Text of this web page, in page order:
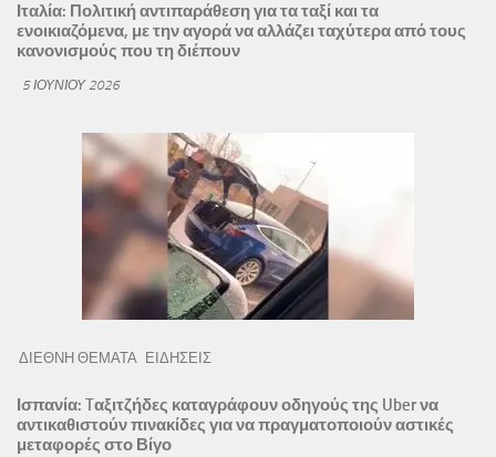
Ιταλία: Πολιτική αντιπαράθεση για τα ταξί και τα
ενοικιαζόμενα, με την αγορά να αλλάζει ταχύτερα από τους
κανονισμούς που τη διέπουν
5 ΙΟΥΝΊΟΥ 2026
ΔΙΕΘΝΗ ΘΕΜΑΤΑ ΕΙΔΗΣΕΙΣ
Ισπανία: Tαξιτζήδες καταγράφουν οδηγούς της Uber να
αντικαθιστούν πινακίδες για να πραγματοποιούν αστικές
μεταφορές στο Βίγο